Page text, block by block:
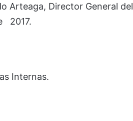
Arteaga, Director General del
2017.
Internas.